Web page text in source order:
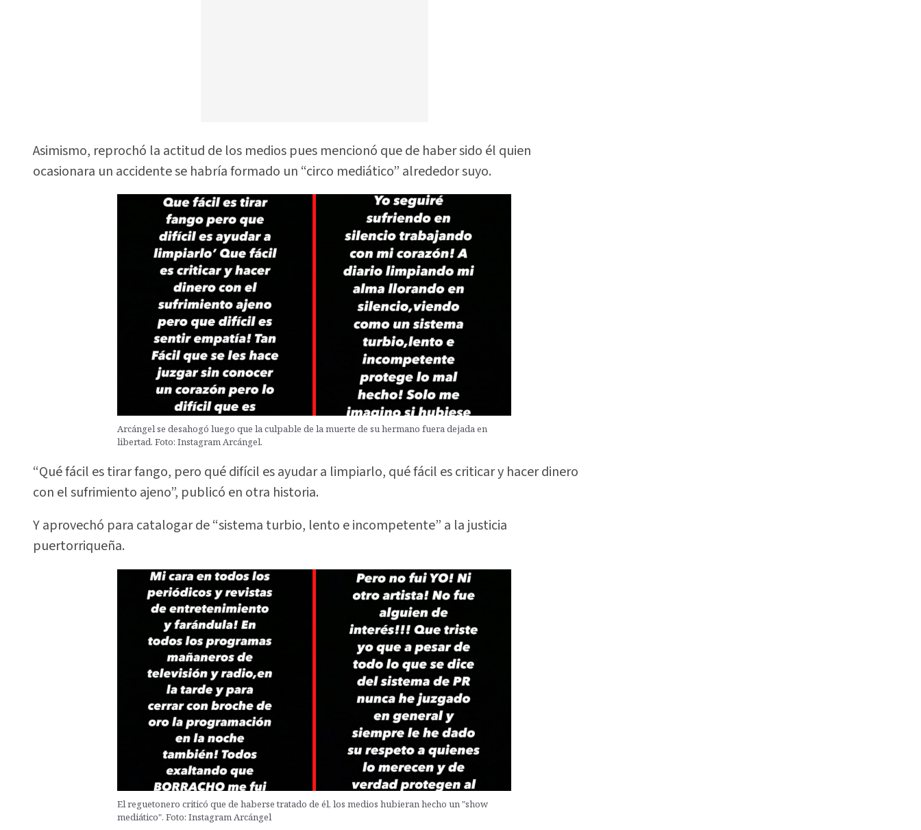
Asimismo, reprochó la actitud de los medios pues mencionó que de haber sido él quien
ocasionara un accidente se habría formado un “circo mediático” alrededor suyo.
Arcángel se desahogó luego que la culpable de la muerte de su hermano fuera dejada en
libertad. Foto: Instagram Arcángel.
“Qué fácil es tirar fango, pero qué difícil es ayudar a limpiarlo, qué fácil es criticar y hacer dinero
con el sufrimiento ajeno”, publicó en otra historia.
Y aprovechó para catalogar de “sistema turbio, lento e incompetente” a la justicia
puertorriqueña.
El reguetonero criticó que de haberse tratado de él, los medios hubieran hecho un "show
mediático". Foto: Instagram Arcángel